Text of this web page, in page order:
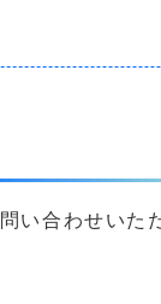
い合わせいた